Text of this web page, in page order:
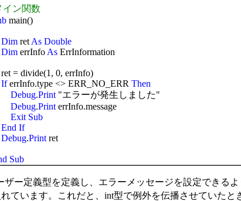
イン関数
main()
Dim ret As Double
Dim errInfo As ErrInformation
= divide(1, 0, errInfo)
IferrInfo.type <> ERR_NO_ERR Then
Debug.Print "エラーが発生しました"
Debug.Print errInfo.message
Exit Sub
End If
Debug.Print ret
Sub
ー定義型を定義し、エラーメッセージを設定できるよ
ています。これだと、int型で例外を伝播させていた